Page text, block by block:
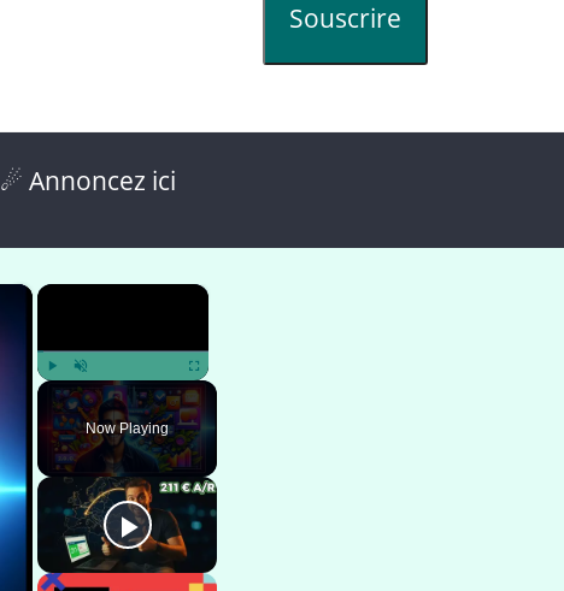
Souscrire
☄ Annoncez ici
×
Play Unmute Fullscreen
Now Playing
×